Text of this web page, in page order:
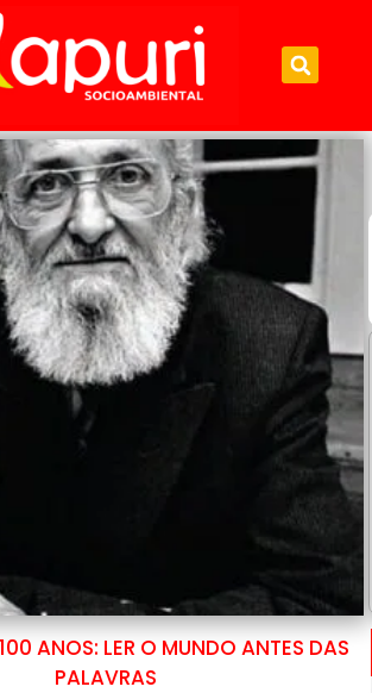
ANOS: LER O MUNDO ANTES DAS
PALAVRAS